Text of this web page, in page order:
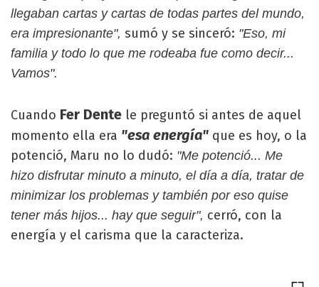
llegaban cartas y cartas de todas partes del mundo,
era impresionante", sumó y se sinceró: "Eso, mi
familia y todo lo que me rodeaba fue como decir...
Vamos".
Cuando Fer Dente le preguntó si antes de aquel
momento ella era "esa energía" que es hoy, o la
potenció, Maru no lo dudó: "Me potenció... Me
hizo disfrutar minuto a minuto, el día a día, tratar de
minimizar los problemas y también por eso quise
tener más hijos... hay que seguir", cerró, con la
energía y el carisma que la caracteriza.